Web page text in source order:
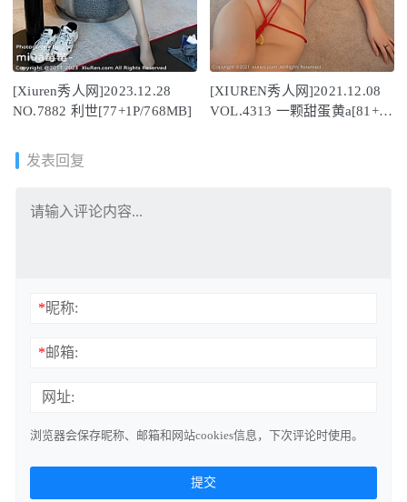
[Xiuren秀人网]2023.12.28
NO.7882 利世[77+1P/768MB]
[XIUREN秀人网]2021.12.08
VOL.4313 一颗甜蛋黄a[81+1P
发表回复
*昵称:
*邮箱:
网址:
浏览器会保存昵称、邮箱和网站cookies信息，下次评论时使用。